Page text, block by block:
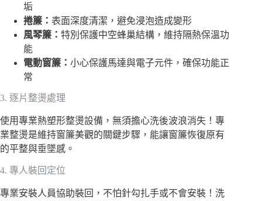
垢
捲簾： 表面深度清潔，避免浸泡造成變形
風琴簾： 特別保護中空蜂巢結構，維持隔熱保溫功
能
電動窗簾： 小心保護馬達與電子元件，確保功能正
常
3. 逐片整燙處理
使用專業熱塑形整燙設備，無須擔心洗後波浪消失！專
業整燙是維持窗簾美觀的關鍵步驟，能讓窗簾恢復原有
的平整與垂墜感。
4. 專人裝回定位
專業安裝人員協助裝回，不怕針勾扎手或不會安裝！洗